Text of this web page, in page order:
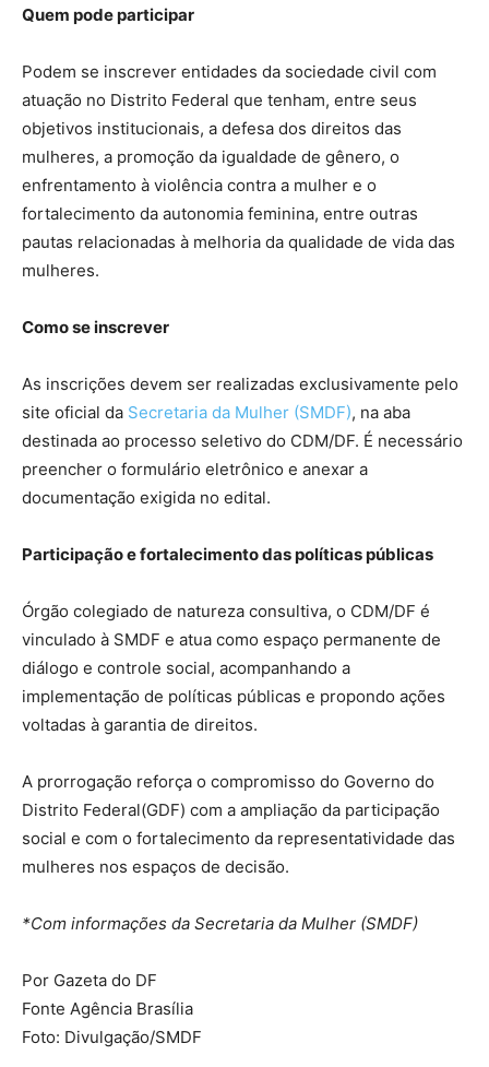
Quem pode participar
Podem se inscrever entidades da sociedade civil com
atuação no Distrito Federal que tenham, entre seus
objetivos institucionais, a defesa dos direitos das
mulheres, a promoção da igualdade de gênero, o
enfrentamento à violência contra a mulher e o
fortalecimento da autonomia feminina, entre outras
pautas relacionadas à melhoria da qualidade de vida das
mulheres.
Como se inscrever
As inscrições devem ser realizadas exclusivamente pelo
site oficial da Secretaria da Mulher (SMDF), na aba
destinada ao processo seletivo do CDM/DF. É necessário
preencher o formulário eletrônico e anexar a
documentação exigida no edital.
Participação e fortalecimento das políticas públicas
Órgão colegiado de natureza consultiva, o CDM/DF é
vinculado à SMDF e atua como espaço permanente de
diálogo e controle social, acompanhando a
implementação de políticas públicas e propondo ações
voltadas à garantia de direitos.
A prorrogação reforça o compromisso do Governo do
Distrito Federal(GDF) com a ampliação da participação
social e com o fortalecimento da representatividade das
mulheres nos espaços de decisão.
*Com informações da Secretaria da Mulher (SMDF)
Por Gazeta do DF
Fonte Agência Brasília
Foto: Divulgação/SMDF